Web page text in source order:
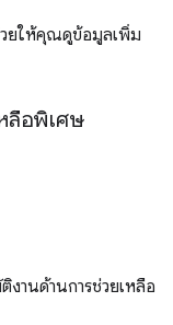
ยให้คุณดูข้อมูลเพิ่ม
ลือพิเศษ
านด้านการช่วยเหลือ